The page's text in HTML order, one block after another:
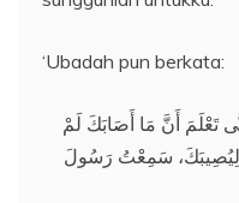
‘Ubadah pun berkata:
تَعْلَمَ أَنَّ مَا أَصَابَكَ لَمْ
لِيُصِيبَكَ، سَمِعْتُ رَسُولَ